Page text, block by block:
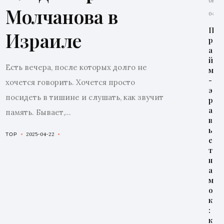
Главная
Избранное
Молчанова в
Израиле
Есть вечера, после которых долго не
хочется говорить. Хочется просто
посидеть в тишине и слушать, как звучит
память. Бывает,...
TOP 2025-04-22
04
П
р
а
й
м
-
э
р
а
в
ь
е
т
н
а
м
о
к
:
к